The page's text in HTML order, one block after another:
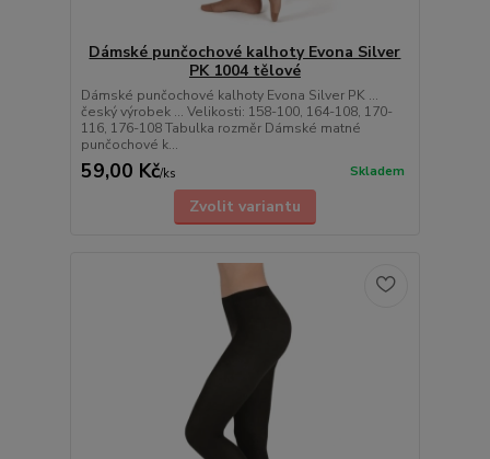
Dámské punčochové kalhoty Evona Silver
PK 1004 tělové
Dámské punčochové kalhoty Evona Silver PK ...
český výrobek ... Velikosti: 158-100, 164-108, 170-
116, 176-108 Tabulka rozměr Dámské matné
punčochové k...
59,00 Kč/ks Skladem
Zvolit variantu